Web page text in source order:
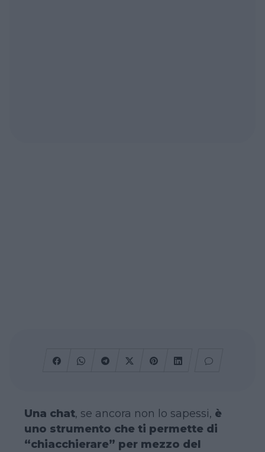
Una chat, se ancora non lo sapessi, è
uno strumento che ti permette di
“chiacchierare” per mezzo del